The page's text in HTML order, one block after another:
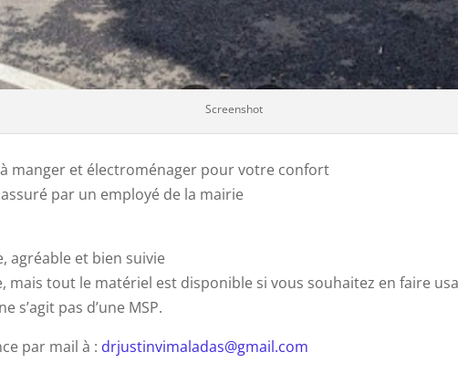
Screenshot
à manger et électroménager pour votre confort
par un employé de la mairie
agréable et bien suivie
mais tout le matériel est disponible si vous souhaitez en faire
s’agit pas d’une MSP.
par mail à : drjustinvimaladas@gmail.com